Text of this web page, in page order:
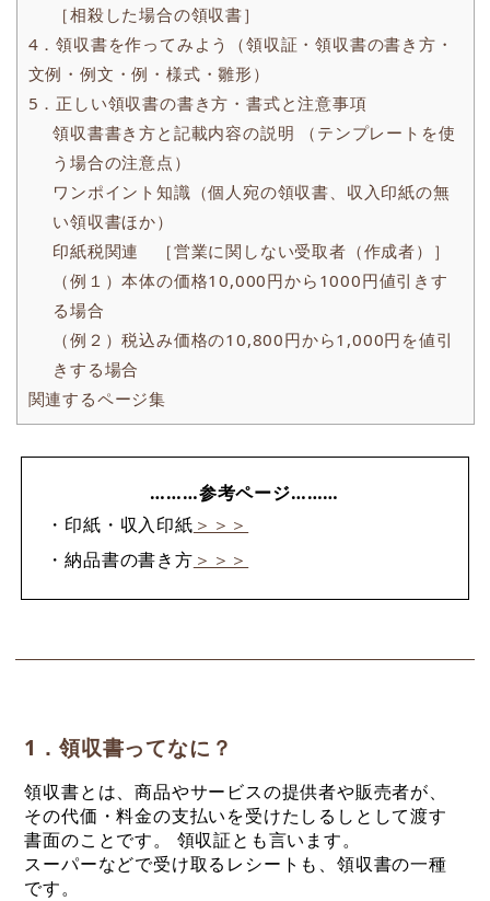
［相殺した場合の領収書］
4．領収書を作ってみよう（領収証・領収書の書き方・
文例・例文・例・様式・雛形）
5．正しい領収書の書き方・書式と注意事項
領収書書き方と記載内容の説明 （テンプレートを使
う場合の注意点）
ワンポイント知識（個人宛の領収書、収入印紙の無
い領収書ほか）
印紙税関連 ［営業に関しない受取者（作成者）］
（例１）本体の価格10,000円から1000円値引きす
る場合
（例２）税込み価格の10,800円から1,000円を値引
きする場合
関連するページ集
………参考ページ………
・印紙・収入印紙 ＞＞＞
・納品書の書き方 ＞＞＞
1．領収書ってなに？
領収書とは、商品やサービスの提供者や販売者が、
その代価・料金の支払いを受けたしるしとして渡す
書面のことです。 領収証とも言います。
スーパーなどで受け取るレシートも、領収書の一種
です。